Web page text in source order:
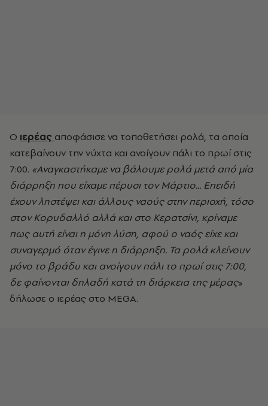
Ο ιερέας αποφάσισε να τοποθετήσει ρολά, τα οποία
κατεβαίνουν την νύχτα και ανοίγουν πάλι το πρωί στις
7:00. «Αναγκαστήκαμε να βάλουμε ρολά μετά από μία
διάρρηξη που είχαμε πέρυσι τον Μάρτιο... Επειδή
έχουν ληστέψει και άλλους ναούς στην περιοχή, τόσο
στον Κορυδαλλό αλλά και στο Κερατσίνι, κρίναμε
πως αυτή είναι η μόνη λύση, αφού ο ναός είχε και
συναγερμό όταν έγινε η διάρρηξη. Τα ρολά κλείνουν
μόνο το βράδυ και ανοίγουν πάλι το πρωί στις 7:00,
δε φαίνονται δηλαδή κατά τη διάρκεια της μέρας»
δήλωσε ο ιερέας στο MEGA.